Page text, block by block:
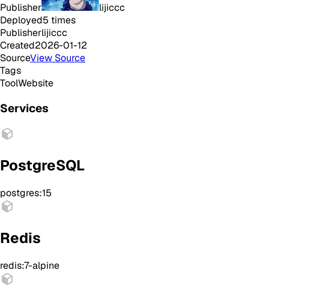
Publisher
lijiccc
Deployed5 times
Publisherlijiccc
Created2026-01-12
SourceView Source
Tags
ToolWebsite
Services
PostgreSQL
postgres:15
Redis
redis:7-alpine